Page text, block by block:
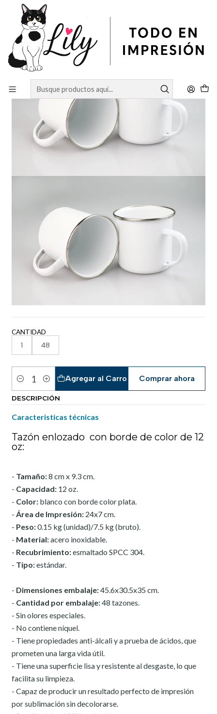
Inicio SUBLIMACIÓN
TAZÓN ENLOZADO CON BORDE DE COLOR PLATA DE 12 OZ
CANTIDAD
1 48
Cantidad
Agregar al Carro Comprar ahora
DESCRIPCIÓN
Caracteristicas técnicas
Tazón enlozado con borde de color de 12
oz:
- Tamaño:8 cm x 9.3 cm.
- Capacidad: 12 oz.
- Color: blanco con borde color plata.
- Área de Impresión: 24x7 cm.
- Peso:0.15 kg (unidad)/7.5 kg (bruto).
- Material:acero inoxidable.
- Recubrimiento:esmaltado SPCC 304.
- Tipo:estándar.
- Dimensiones embalaje:45.6x30.5x35 cm.
- Cantidad por embalaje:48 tazones.
- Sin olores especiales.
- No contiene níquel.
- Tiene propiedades anti-álcali y a prueba de ácidos, que
prometen una larga vida útil.
- Tiene una superficie lisa y resistente al desgaste, lo que
facilita su limpieza.
- Capaz de producir un resultado perfecto de impresión
por sublimación sin decolorarse.